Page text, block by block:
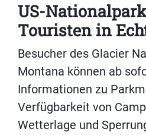
US-
Touristen in
Besucher des Glacier
Montana können ab
Informationen zu
Verfügbarkeit von
Wetterlage und